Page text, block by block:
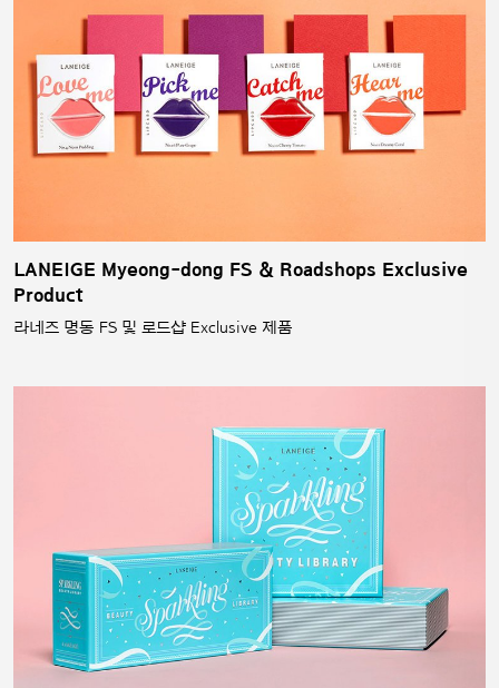
LANEIGE Myeong-dong FS & Roadshops Exclusive
Product
라네즈 명동 FS 및 로드샵 Exclusive 제품